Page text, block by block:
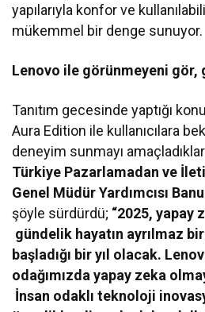
yapılarıyla konfor ve
mükemmel bir denge sunuyor.
Lenovo ile görünmeyeni gör,
Tanıtım gecesinde yaptığı
Aura Edition ile kullanıcılara
deneyim sunmayı
Türkiye Pazarlamadan ve
Genel Müdür Yardımcısı
şöyle sürdürdü; “2025, yapay
gündelik hayatın ayrılmaz
başladığı bir yıl olacak.
odağımızda yapay zeka
İnsan odaklı teknoloji